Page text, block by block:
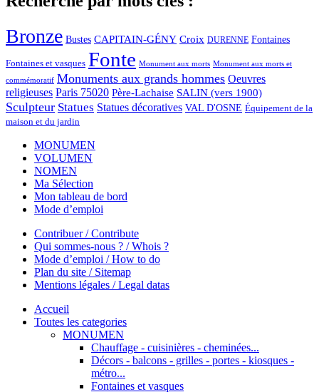
Bronze Bustes CAPITAIN-GÉNY Croix DURENNE Fontaines
Fontaines et vasques Fonte Monument aux morts Monument aux morts et
commémoratif Monuments aux grands hommes Oeuvres
religieuses Paris 75020 Père-Lachaise SALIN (vers 1900)
Sculpteur Statues Statues décoratives VAL D'OSNE Équipement de la
maison et du jardin
MONUMEN
VOLUMEN
NOMEN
Ma Sélection
Mon tableau de bord
Mode d’emploi
Contribuer / Contribute
Qui sommes-nous ? / Whois ?
Mode d’emploi / How to do
Plan du site / Sitemap
Mentions légales / Legal datas
Accueil
Toutes les categories
MONUMEN
Chauffage - cuisinières - cheminées...
Décors - balcons - grilles - portes - kiosques -
métro...
Fontaines et vasques